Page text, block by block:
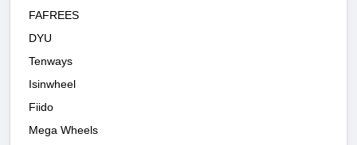
FAFREES
DYU
Tenways
Isinwheel
Fiido
Mega Wheels